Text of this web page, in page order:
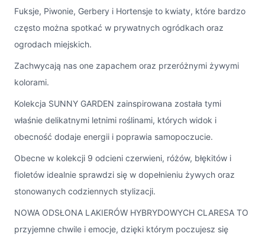
Fuksje, Piwonie, Gerbery i Hortensje to kwiaty, które bardzo
często można spotkać w prywatnych ogródkach oraz
ogrodach miejskich.
Zachwycają nas one zapachem oraz przeróżnymi żywymi
kolorami.
Kolekcja SUNNY GARDEN zainspirowana została tymi
właśnie delikatnymi letnimi roślinami, których widok i
obecność dodaje energii i poprawia samopoczucie.
Obecne w kolekcji 9 odcieni czerwieni, różów, błękitów i
fioletów idealnie sprawdzi się w dopełnieniu żywych oraz
stonowanych codziennych stylizacji.
NOWA ODSŁONA LAKIERÓW HYBRYDOWYCH CLARESA TO
przyjemne chwile i emocje, dzięki którym poczujesz się